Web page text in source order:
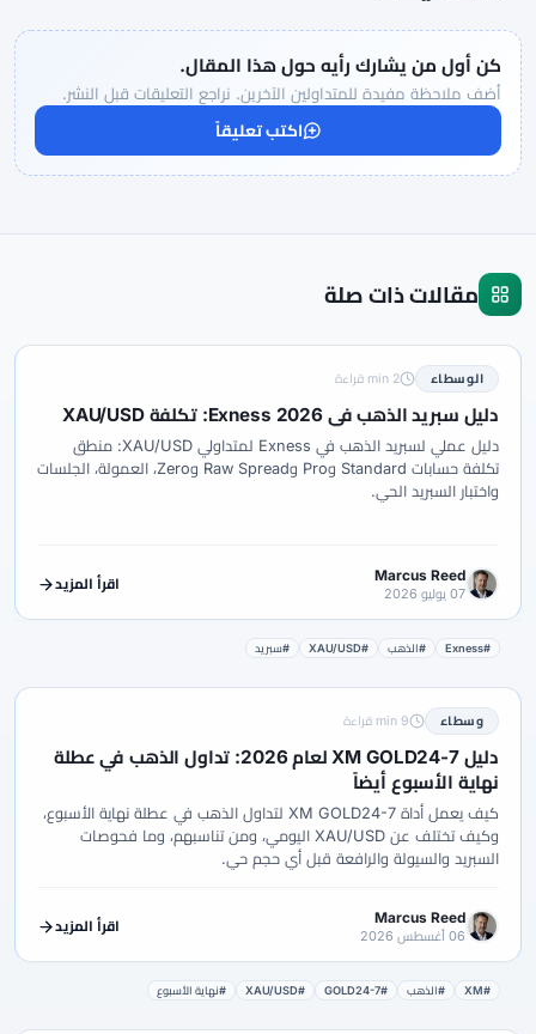
كن أول من يشارك رأيه حول هذا المقال.
أضف ملاحظة مفيدة للمتداولين الآخرين. نراجع التعليقات قبل النشر.
اكتب تعليقاً
مقالات ذات صلة
الوسطاء 2 min قراءة
دليل سبريد الذهب في Exness 2026: تكلفة XAU/USD
دليل عملي لسبريد الذهب في Exness لمتداولي XAU/USD: منطق
تكلفة حسابات Standard وPro وRaw Spread وZero، العمولة، الجلسات
واختبار السبريد الحي.
Marcus Reed
07 يوليو 2026
اقرأ المزيد
#Exness #الذهب #XAU/USD #سبريد
وسطاء 9 min قراءة
دليل XM GOLD24-7 لعام 2026: تداول الذهب في عطلة
نهاية الأسبوع أيضاً
كيف يعمل أداة XM GOLD24-7 لتداول الذهب في عطلة نهاية الأسبوع،
وكيف تختلف عن XAU/USD اليومي، ومن تناسبهم، وما فحوصات
السبريد والسيولة والرافعة قبل أي حجم حي.
Marcus Reed
06 أغسطس 2026
اقرأ المزيد
#XM #الذهب #GOLD24-7
#XAU/USD #نهاية الأسبوع